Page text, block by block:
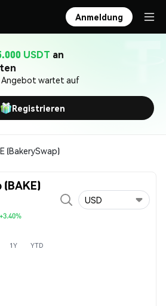
Anmeldung
USDT an
Angebot wartet auf
Registrieren
(BakerySwap)
+3.40%
USD
1Y YTD